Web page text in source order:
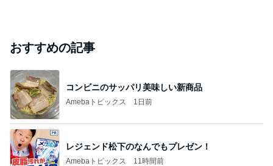
おすすめの記事
コンビニのサッパリ美味しい新商品
Amebaトピックス 1日前
レジェンド松下のなんでもプレゼン！
Amebaトピックス 11時間前